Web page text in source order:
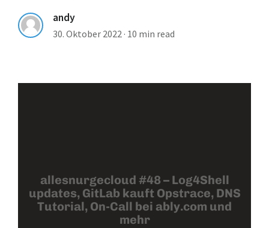
andy
30. Oktober 2022 · 10 min read
allesnurgecloud #48 – Log4Shell
updates, GitLab kauft Opstrace, DNS
Tutorial, On-Call bei ably.com und
mehr